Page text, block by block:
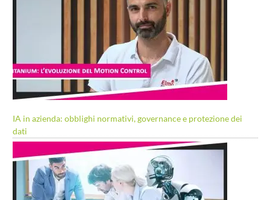
IA in azienda: obblighi normativi, governance e protezione dei
dati